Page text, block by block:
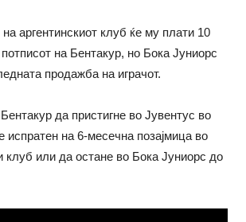
аргентинскиот клуб ќе му плати 10
на Бентакур, но Бока Јуниорс
продажба на играчот.
да пристигне во Јувентус во
испратен на 6-месечна позајмица во
клуб или да остане во Бока Јуниорс до